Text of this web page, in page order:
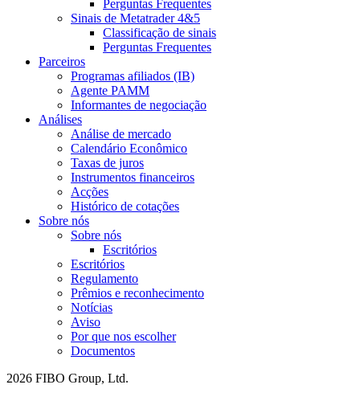
Perguntas Frequentes
Sinais de Metatrader 4&5
Classificação de sinais
Perguntas Frequentes
Parceiros
Programas afiliados (IB)
Agente PAMM
Informantes de negociação
Análises
Análise de mercado
Calendário Econômico
Taxas de juros
Instrumentos financeiros
Acções
Histórico de cotações
Sobre nós
Sobre nós
Escritórios
Escritórios
Regulamento
Prêmios e reconhecimento
Notícias
Aviso
Por que nos escolher
Documentos
2026 FIBO Group, Ltd.